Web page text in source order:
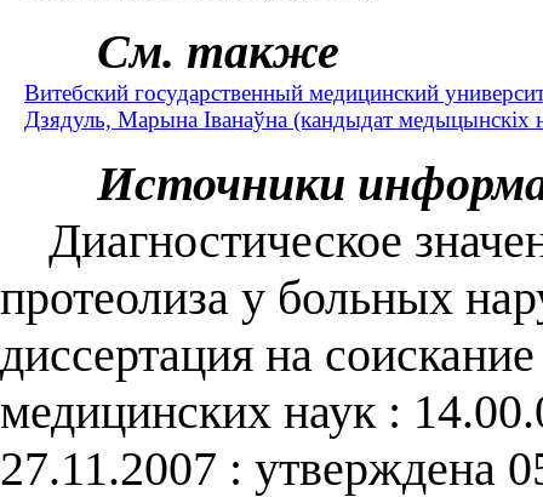
См. также
Витебский государственный медицинский
Дзядуль, Марына Іванаўна (кандыдат медыцынскіх
Источники
Диагностическое
протеолиза у больных
диссертация на
медицинских наук :
27.11.2007 : утверждена